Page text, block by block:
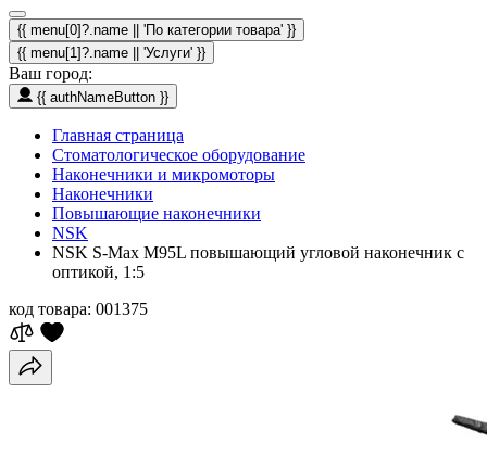
{{ menu[0]?.name || 'По категории товара' }}
{{ menu[1]?.name || 'Услуги' }}
Ваш город:
{{ authNameButton }}
Главная страница
Стоматологическое оборудование
Наконечники и микромоторы
Наконечники
Повышающие наконечники
NSK
NSK S-Max M95L повышающий угловой наконечник с
оптикой, 1:5
код товара: 001375